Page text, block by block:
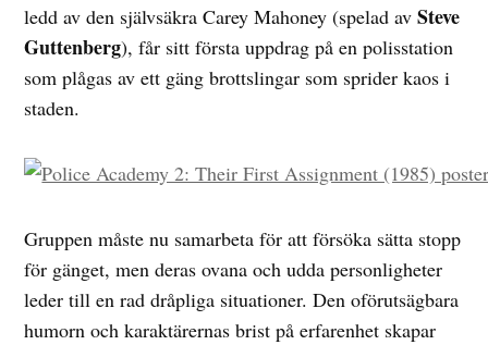
ledd av den självsäkra Carey Mahoney (spelad avSteve
Guttenberg), får sitt första uppdrag på en polisstation
som plågas av ett gäng brottslingar som sprider kaos i
staden.
Gruppen måste nu samarbeta för att försöka sätta stopp
för gänget, men deras ovana och udda personligheter
leder till en rad dråpliga situationer. Den oförutsägbara
humorn och karaktärernas brist på erfarenhet skapar